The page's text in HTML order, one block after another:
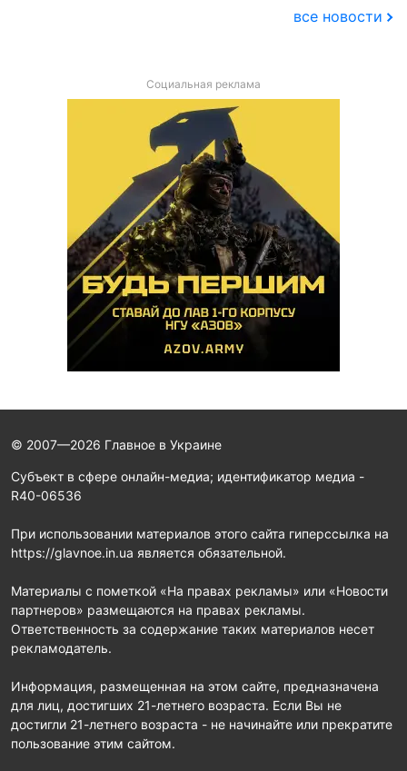
все новости
Социальная реклама
© 2007—2026 Главное в Украине
Субъект в сфере онлайн-медиа; идентификатор медиа -
R40-06536
При использовании материалов этого сайта гиперссылка на
https://glavnoe.in.ua является обязательной.
Материалы с пометкой «На правах рекламы» или «Новости
партнеров» размещаются на правах рекламы.
Ответственность за содержание таких материалов несет
рекламодатель.
Информация, размещенная на этом сайте, предназначена
для лиц, достигших 21-летнего возраста. Если Вы не
достигли 21-летнего возраста - не начинайте или прекратите
пользование этим сайтом.